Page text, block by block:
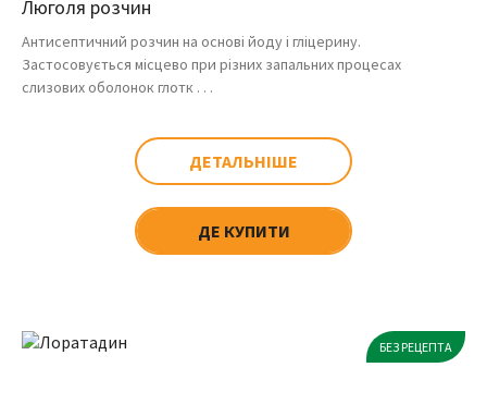
Люголя розчин
Антисептичний розчин на основі йоду і гліцерину.
Застосовується місцево при різних запальних процесах
слизових оболонок глотк . . .
ДЕТАЛЬНІШЕ
ДЕ КУПИТИ
БЕЗ РЕЦЕПТА